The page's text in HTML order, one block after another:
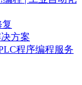
方案
程序编程服务